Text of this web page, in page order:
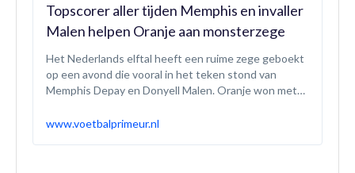
Topscorer aller tijden Memphis en invaller
Malen helpen Oranje aan monsterzege
Het Nederlands elftal heeft een ruime zege geboekt
op een avond die vooral in het teken stond van
Memphis Depay en Donyell Malen. Oranje won met
WK-kwalificatie. Doordat Memphis verantwoordelijk
www.voetbalprimeur.nl